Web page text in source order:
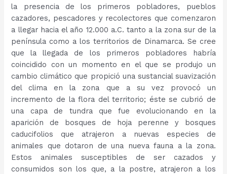
la presencia de los primeros pobladores, pueblos
cazadores, pescadores y recolectores que comenzaron
a llegar hacia el año 12.000 a.C. tanto a la zona sur de la
península como a los territorios de Dinamarca. Se cree
que la llegada de los primeros pobladores habría
coincidido con un momento en el que se produjo un
cambio climático que propició una sustancial suavización
del clima en la zona que a su vez provocó un
incremento de la flora del territorio; éste se cubrió de
una capa de tundra que fue evolucionando en la
aparición de bosques de hoja perenne y bosques
caducifolios que atrajeron a nuevas especies de
animales que dotaron de una nueva fauna a la zona.
Estos animales susceptibles de ser cazados y
consumidos son los que, a la postre, atrajeron a los